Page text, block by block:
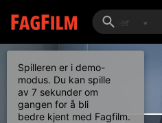
Komposittbåtbygger •
Spilleren er i demo-
modus. Du kan spille
av 7 sekunder om
gangen for å bli
bedre kjent med Fagfilm.